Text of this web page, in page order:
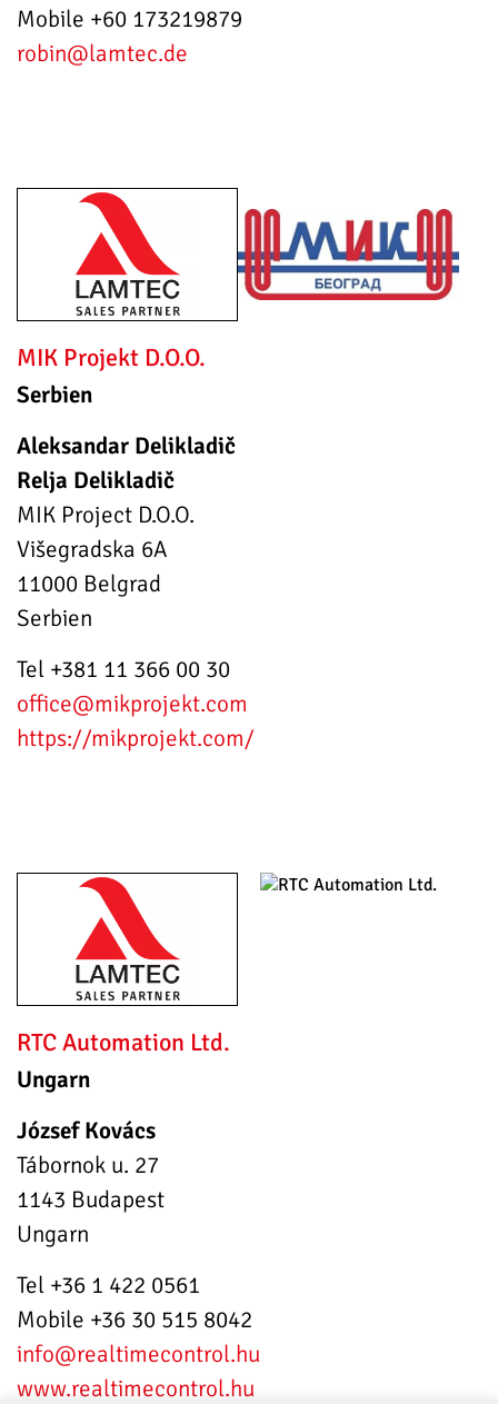
Mobile +60 173219879
robin@lamtec.de
MIK Projekt D.O.O.
Serbien
Aleksandar Delikladič
Relja Delikladič
MIK Project D.O.O.
Višegradska 6A
11000 Belgrad
Serbien
Tel +381 11 366 00 30
office@mikprojekt.com
https://mikprojekt.com/
RTC Automation Ltd.
Ungarn
József Kovács
Tábornok u. 27
1143 Budapest
Ungarn
Tel +36 1 422 0561
Mobile +36 30 515 8042
info@realtimecontrol.hu
www.realtimecontrol.hu